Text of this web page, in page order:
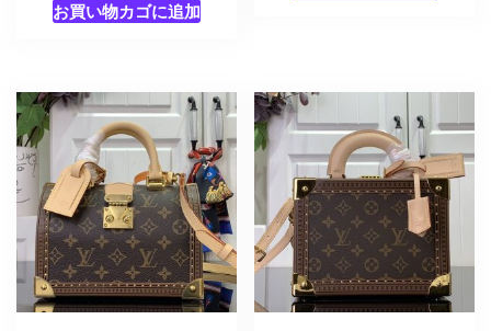
お買い物カゴに追加